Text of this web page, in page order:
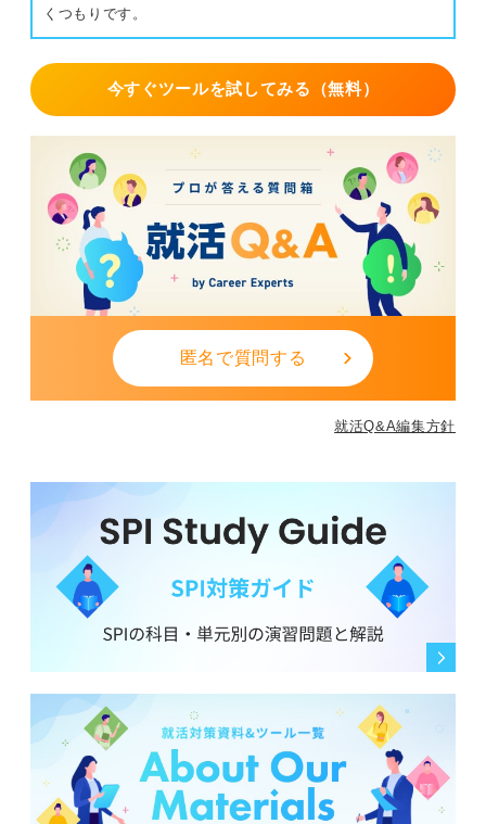
くつもりです。
今すぐツールを試してみる（無料）
匿名で質問する
就活Q&A編集方針